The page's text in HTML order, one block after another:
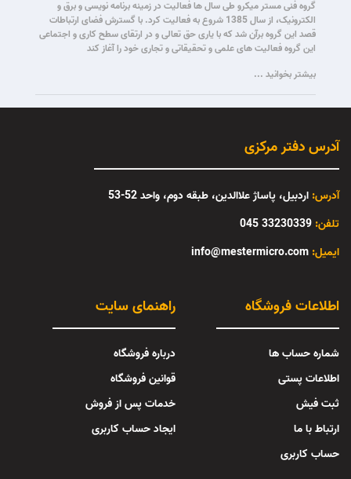
گروه فنی مستر میکرو طی سال ها فعالیت در زمینه برنامه نویسی و برق و
الکترونیک، از سال 1385 شروع به فعالیت کرد. با گسترش فضای ارتباطات
قصد این گروه برآن شد که با یاری حق تعالی و در ارتقای سطح کاری و اجتماعی
این گروه فعالیت های علمی و تحقیقاتی و تجاری خود را آغاز کند
بیشتر بخوانید ...
آدرس دفتر مرکزی
آدرس: اردبیل، پاساژ علاالدین، طبقه دوم، واحد 52-53
تلفن: 33230339 045
info@mestermicro.com :ایمیل
راهنمای سایت
درباره فروشگاه
قوانین فروشگاه
خدمات پس از فروش
ایجاد حساب کاربری
اطلاعات فروشگاه
شماره حساب ها
اطلاعات پستی
ثبت فیش
ارتباط با ما
حساب کاربری